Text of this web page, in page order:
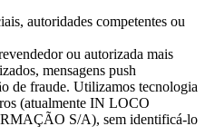
autoridades competentes ou
ou autorizada mais
mensagens push
de fraude. Utilizamos tecnologia
(atualmente IN LOCO
S/A), sem identificá-lo